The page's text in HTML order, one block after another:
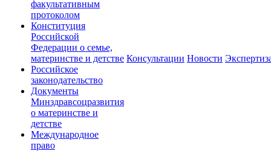
факультативным
протоколом
Конституция
Российской
Федерации о семье,
материнстве и детстве
Российское
законодательство
Документы
Минздравсоцразвития
о материнстве и
детстве
Международное
право
Консультации Новости